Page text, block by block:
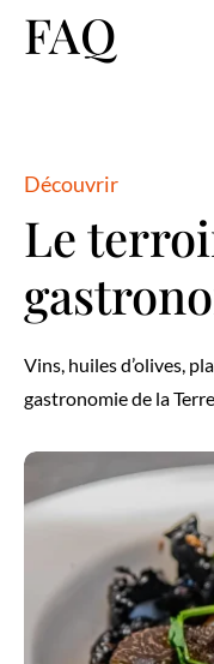
FAQ
Découvrir
Le
Vins, huiles d’olives,
gastronomie de la